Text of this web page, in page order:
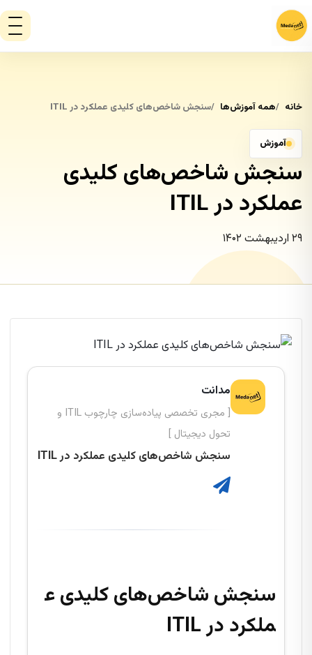
خانه همه آموزش‌ها سنجش شاخص‌های کلیدی عملکرد در ITIL
آموزش
سنجش شاخص‌های کلیدی
عملکرد در ITIL
۲۹ اردیبهشت ۱۴۰۲
مدانت
[ مجری تخصصی پیاده‌سازی چارچوب ITIL و
تحول دیجیتال ]
سنجش شاخص‌های کلیدی عملکرد در ITIL
سنجش شاخص‌های کلیدی ع
ملکرد در ITIL